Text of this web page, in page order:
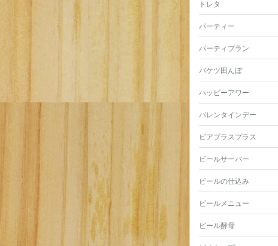
トレタ
パーティー
パーティプラン
バケツ田んぼ
ハッピーアワー
バレンタインデー
ビアプラスプラス
ビールサーバー
ビールの仕込み
ビールメニュー
ビール酵母